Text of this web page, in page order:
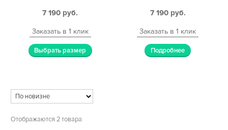
7 190 руб.
Заказать в 1 клик
Выбрать размер
7 190 руб.
Заказать в 1 клик
Подробнее
Отображаются 2 товара